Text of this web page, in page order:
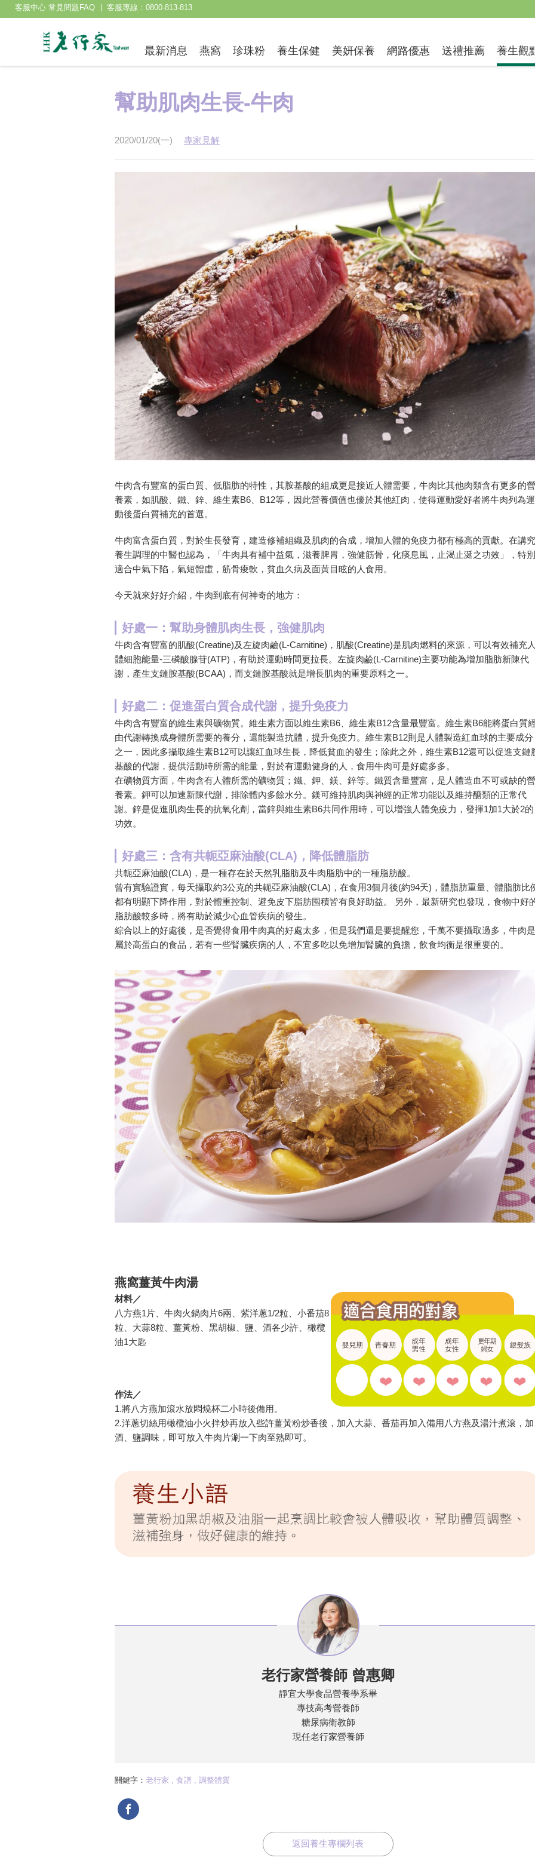
幫助肌肉生長-牛肉
2020/01/20(一) 專家見解
牛肉含有豐富的蛋白質、低脂肪的特性，其胺基酸的組成更是接近人體需要，牛肉比其他肉類含有更多的營
養素，如肌酸、鐵、鋅、維生素B6、B12等，因此營養價值也優於其他紅肉，使得運動愛好者將牛肉列為運
動後蛋白質補充的首選。
牛肉富含蛋白質，對於生長發育，建造修補組織及肌肉的合成，增加人體的免疫力都有極高的貢獻。在講究
養生調理的中醫也認為，「牛肉具有補中益氣，滋養脾胃，強健筋骨，化痰息風，止渴止涎之功效」，特別
適合中氣下陷，氣短體虛，筋骨痠軟，貧血久病及面黃目眩的人食用。
今天就來好好介紹，牛肉到底有何神奇的地方：
好處一：幫助身體肌肉生長，強健肌肉
牛肉含有豐富的肌酸(Creatine)及左旋肉鹼(L-Carnitine)，肌酸(Creatine)是肌肉燃料的來源，可以有效補充人
體細胞能量-三磷酸腺苷(ATP)，有助於運動時間更拉長。左旋肉鹼(L-Carnitine)主要功能為增加脂肪新陳代
謝，產生支鏈胺基酸(BCAA)，而支鏈胺基酸就是增長肌肉的重要原料之一。
好處二：促進蛋白質合成代謝，提升免疫力
牛肉含有豐富的維生素與礦物質。維生素方面以維生素B6、維生素B12含量最豐富。維生素B6能將蛋白質
由代謝轉換成身體所需要的養分，還能製造抗體，提升免疫力。維生素B12則是人體製造紅血球的主要成分
之一，因此多攝取維生素B12可以讓紅血球生長，降低貧血的發生；除此之外，維生素B12還可以促進支鏈
基酸的代謝，提供活動時所需的能量，對於有運動健身的人，食用牛肉可是好處多多。
在礦物質方面，牛肉含有人體所需的礦物質；鐵、鉀、鎂、鋅等。鐵質含量豐富，是人體造血不可或缺的營
養素。鉀可以加速新陳代謝，排除體內多餘水分。鎂可維持肌肉與神經的正常功能以及維持醣類的正常代
謝。鋅是促進肌肉生長的抗氧化劑，當鋅與維生素B6共同作用時，可以增強人體免疫力，發揮1加1大於2的
功效。
好處三：含有共軛亞麻油酸(CLA)，降低體脂肪
共軛亞麻油酸(CLA)，是一種存在於天然乳脂肪及牛肉脂肪中的一種脂肪酸。
曾有實驗證實，每天攝取約3公克的共軛亞麻油酸(CLA)，在食用3個月後(約94天)，體脂肪重量、體脂肪比
都有明顯下降作用，對於體重控制、避免皮下脂肪囤積皆有良好助益。 另外，最新研究也發現，食物中好
脂肪酸較多時，將有助於減少心血管疾病的發生。
綜合以上的好處後，是否覺得食用牛肉真的好處太多，但是我們還是要提醒您，千萬不要攝取過多，牛肉是
屬於高蛋白的食品，若有一些腎臟疾病的人，不宜多吃以免增加腎臟的負擔，飲食均衡是很重要的。
燕窩薑黃牛肉湯
材料／
八方燕1片、牛肉火鍋肉片6兩、紫洋蔥1/2粒、小番茄8
粒、大蒜8粒、薑黃粉、黑胡椒、鹽、酒各少許、橄欖
油1大匙
作法／
1.將八方燕加滾水放悶燒杯二小時後備用。
2.洋蔥切絲用橄欖油小火拌炒再放入些許薑黃粉炒香後，加入大蒜、番茄再加入備用八方燕及湯汁煮滾，加
酒、鹽調味，即可放入牛肉片涮一下肉至熟即可。
老行家營養師 曾惠卿
靜宜大學食品營養學系畢
專技高考營養師
糖尿病衛教師
現任老行家營養師
關鍵字： 老行家 , 食譜 , 調整體質
返回養生專欄列表
最新消息 燕窩 珍珠粉 養生保健 美妍保養 網路優惠 送禮推薦 養生觀
客服中心 常見問題FAQ 客服專線：0800-813-813